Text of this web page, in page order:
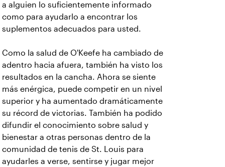
a alguien lo suficientemente informado
como para ayudarlo a encontrar los
suplementos adecuados para usted.
Como la salud de O'Keefe ha cambiado de
adentro hacia afuera, también ha visto los
resultados en la cancha. Ahora se siente
más enérgica, puede competir en un nivel
superior y ha aumentado dramáticamente
su récord de victorias. También ha podido
difundir el conocimiento sobre salud y
bienestar a otras personas dentro de la
comunidad de tenis de St. Louis para
ayudarles a verse, sentirse y jugar mejor